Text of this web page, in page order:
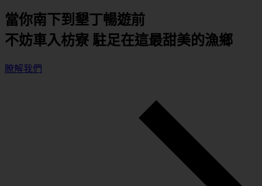
當你南下到墾丁暢遊前
不妨車入枋寮 駐足在這最甜美的漁鄉
瞭解我們